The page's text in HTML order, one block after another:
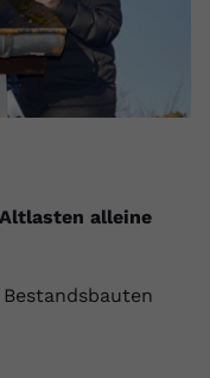
alleine